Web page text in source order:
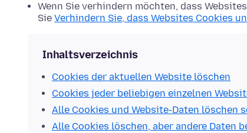
Wenn Sie verhindern möchten, dass
Sie Verhindern Sie, dass Websites Cookies
Inhaltsverzeichnis
Cookies der aktuellen Website löschen
Cookies jeder beliebigen einzelnen
Alle Cookies und Website-Daten löschen
Alle Cookies löschen, aber andere Daten